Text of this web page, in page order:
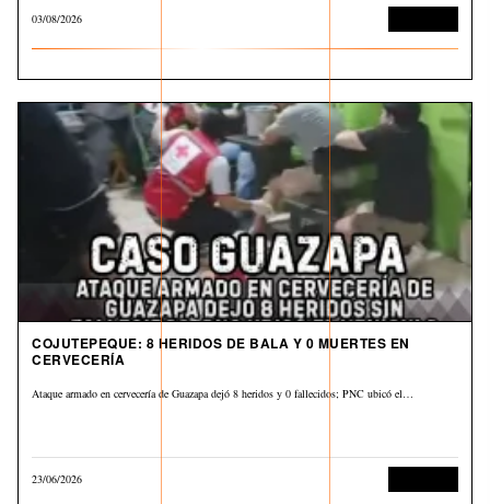
03/08/2026
COJUTEPEQUE: 8 HERIDOS DE BALA Y 0 MUERTES EN
CERVECERÍA
Ataque armado en cervecería de Guazapa dejó 8 heridos y 0 fallecidos; PNC ubicó el…
23/06/2026